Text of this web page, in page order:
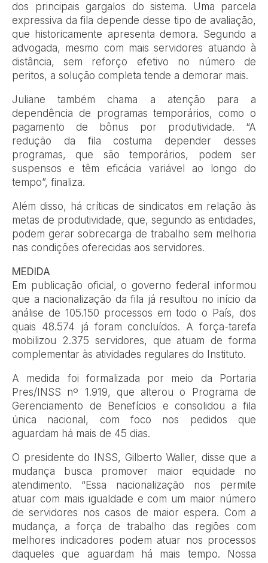
dos principais gargalos do sistema. Uma parcela
expressiva da fila depende desse tipo de avaliação,
que historicamente apresenta demora. Segundo a
advogada, mesmo com mais servidores atuando à
distância, sem reforço efetivo no número de
peritos, a solução completa tende a demorar mais.
Juliane também chama a atenção para a
dependência de programas temporários, como o
pagamento de bônus por produtividade. “A
redução da fila costuma depender desses
programas, que são temporários, podem ser
suspensos e têm eficácia variável ao longo do
tempo”, finaliza.
Além disso, há críticas de sindicatos em relação às
metas de produtividade, que, segundo as entidades,
podem gerar sobrecarga de trabalho sem melhoria
nas condições oferecidas aos servidores.
MEDIDA
Em publicação oficial, o governo federal informou
que a nacionalização da fila já resultou no início da
análise de 105.150 processos em todo o País, dos
quais 48.574 já foram concluídos. A força-tarefa
mobilizou 2.375 servidores, que atuam de forma
complementar às atividades regulares do Instituto.
A medida foi formalizada por meio da Portaria
Pres/INSS nº 1.919, que alterou o Programa de
Gerenciamento de Benefícios e consolidou a fila
única nacional, com foco nos pedidos que
aguardam há mais de 45 dias.
O presidente do INSS, Gilberto Waller, disse que a
mudança busca promover maior equidade no
atendimento. “Essa nacionalização nos permite
atuar com mais igualdade e com um maior número
de servidores nos casos de maior espera. Com a
mudança, a força de trabalho das regiões com
melhores indicadores podem atuar nos processos
daqueles que aguardam há mais tempo. Nossa